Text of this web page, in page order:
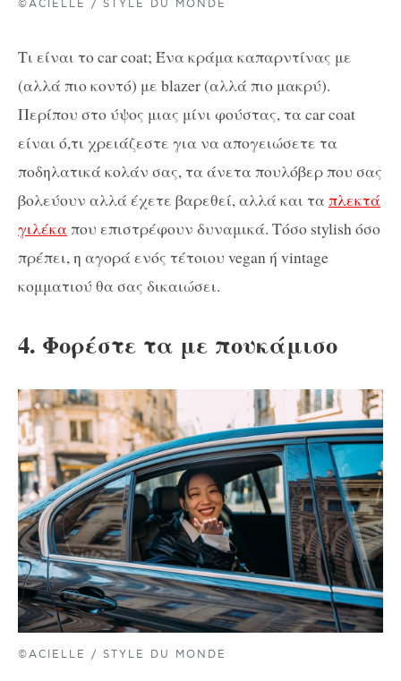
©ACIELLE / STYLE DU MONDE
Τι είναι το car coat; Ένα κράμα καπαρντίνας με
(αλλά πιο κοντό) με blazer (αλλά πιο μακρύ).
Περίπου στο ύψος μιας μίνι φούστας, τα car coat
είναι ό,τι χρειάζεστε για να απογειώσετε τα
ποδηλατικά κολάν σας, τα άνετα πουλόβερ που σας
βολεύουν αλλά έχετε βαρεθεί, αλλά και ταπλεκτά
γιλέκαπου επιστρέφουν δυναμικά. Τόσο stylish όσο
πρέπει, η αγορά ενός τέτοιου vegan ή vintage
κομματιού θα σας δικαιώσει.
4. Φορέστε τα με πουκάμισο
©ACIELLE / STYLE DU MONDE